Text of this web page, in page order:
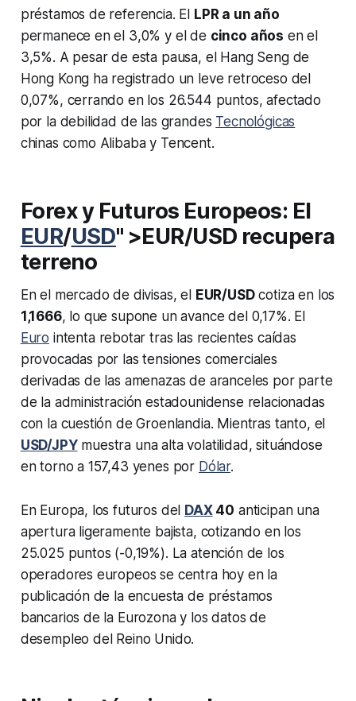
préstamos de referencia. El LPR a un año
permanece en el 3,0% y el de cinco años en el
3,5%. A pesar de esta pausa, el Hang Seng de
Hong Kong ha registrado un leve retroceso del
0,07%, cerrando en los 26.544 puntos, afectado
por la debilidad de las grandes Tecnológicas
chinas como Alibaba y Tencent.
Forex y Futuros Europeos: El
EUR/USD" >EUR/USD recupera
terreno
En el mercado de divisas, el EUR/USDcotiza en los
1,1666, lo que supone un avance del 0,17%. El
Euro intenta rebotar tras las recientes caídas
provocadas por las tensiones comerciales
derivadas de las amenazas de aranceles por parte
de la administración estadounidense relacionadas
con la cuestión de Groenlandia. Mientras tanto, el
USD/JPYmuestra una alta volatilidad, situándose
en torno a 157,43 yenes por Dólar.
En Europa, los futuros del DAX40 anticipan una
apertura ligeramente bajista, cotizando en los
25.025 puntos (-0,19%). La atención de los
operadores europeos se centra hoy en la
publicación de la encuesta de préstamos
bancarios de la Eurozona y los datos de
desempleo del Reino Unido.